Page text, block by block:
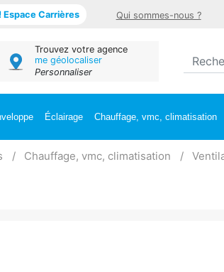
Espace Carrières Qui sommes-nous ?
Trouvez votre agence
me géolocaliser
Personnaliser
Éclairage Chauffage, vmc, climatisation
Chauffage, vmc, climatisation